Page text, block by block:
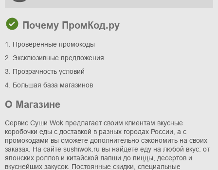
Почему ПромКод.ру
1. Проверенные промокоды
2. Эксклюзивные предложения
3. Прозрачность условий
4. Большая база магазинов
О Магазине
Сервис Суши Wok предлагает своим клиентам вкусные
коробочки еды с доставкой в разных городах России, а с
промокодами вы сможете дополнительно сэкономить на своих
заказах. На сайте sushiwok.ru вы найдете еду на любой вкус: от
японских роллов и китайской лапши до пиццы, десертов и
вкуснейших закусок. Постоянные скидки, специальные